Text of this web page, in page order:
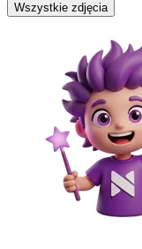
Wszystkie zdjęcia